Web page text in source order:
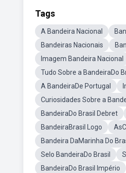
Tags
A Bandeira Nacional
Bandeiras Nacionais
Imagem Bandeira Nacional
Tudo Sobre a BandeiraDo
A BandeiraDe Portugal
Curiosidades Sobre a
BandeiraDo Brasil Debret
BandeiraBrasil Logo
Bandeira DaMarinha Do
Selo BandeiraDo Brasil
BandeiraDo Brasil Império